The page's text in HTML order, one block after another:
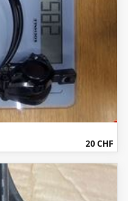
20 CHF